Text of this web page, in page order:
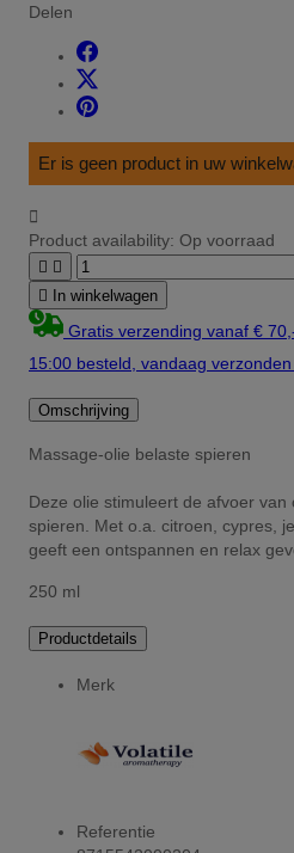
Delen
Er is geen product in uw

Product availability: Op voorraad
 
 In winkelwagen
Gratis verzending vanaf €
15:00 besteld, vandaag verzonden
Omschrijving
Massage-olie belaste spieren
Deze olie stimuleert de afvoer
spieren. Met o.a. citroen, cypres,
geeft een ontspannen en relax
250 ml
Productdetails
Merk
Referentie